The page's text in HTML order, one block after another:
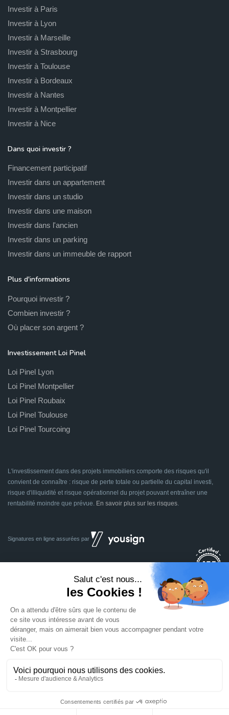
Investir à Paris
Investir à Lyon
Investir à Marseille
Investir à Strasbourg
Investir à Toulouse
Investir à Bordeaux
Investir à Nantes
Investir à Montpellier
Investir à Nice
Dans quoi investir ?
Financement participatif
Investir dans un appartement
Investir dans un studio
Investir dans une maison
Investir dans l'ancien
Investir dans un parking
Investir dans un immeuble de rapport
Plus d'informations
Pourquoi investir ?
Combien investir ?
Où placer son argent ?
Investissement Loi Pinel
Loi Pinel Lyon
Loi Pinel Montpellier
Loi Pinel Roubaix
Loi Pinel Toulouse
Loi Pinel Tourcoing
L'investissement dans des projets immobiliers comporte des risques qu'il
convient de connaître : risque de perte totale ou partielle du capital investi,
risque d'illiquidité et risque opérationnel du projet pouvant entraîner une
rentabilité moindre que prévue. En savoir plus sur les risques
Signatures en ligne assurées par
Dividom.com Tous droits réservés 2014 - 2026
Conçu avec à Euratechnologies 59000 Lille
Mentions légales
Mettre à jour les préférences des cookies